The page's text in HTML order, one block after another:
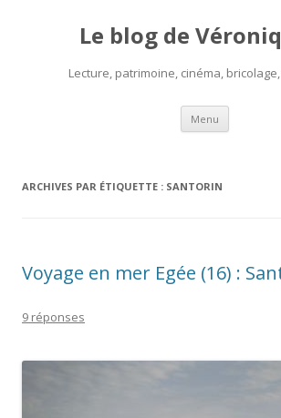
Le blog de
Lecture, patrimoine, cinéma,
Menu Aller
contenu
ARCHIVES PAR ÉTIQUETTE : SANTORIN
Voyage en mer Egée (16) :
9 réponses